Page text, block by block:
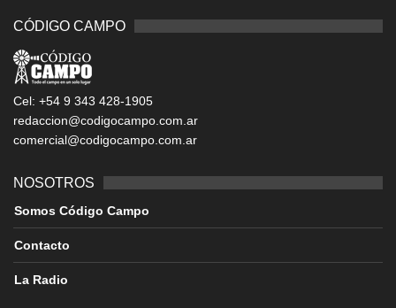
CÓDIGO CAMPO
Cel: +54 9 343 428-1905
redaccion@codigocampo.com.ar
comercial@codigocampo.com.ar
NOSOTROS
Somos Código Campo
Contacto
La Radio